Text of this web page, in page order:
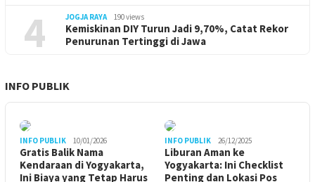
4 JOGJA RAYA 190 views
Kemiskinan DIY Turun Jadi 9,70%, Catat Rekor
Penurunan Tertinggi di Jawa
INFO PUBLIK
INFO PUBLIK 10/01/2026
Gratis Balik Nama
Kendaraan di Yogyakarta,
Ini Biaya yang Tetap Harus
INFO PUBLIK 26/12/2025
Liburan Aman ke
Yogyakarta: Ini Checklist
Penting dan Lokasi Pos